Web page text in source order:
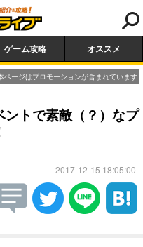
ゲーム攻略 オススメ
ページはプロモーションが含まれています
ントで素敵（？）なプ
2017-12-15 18:05:00